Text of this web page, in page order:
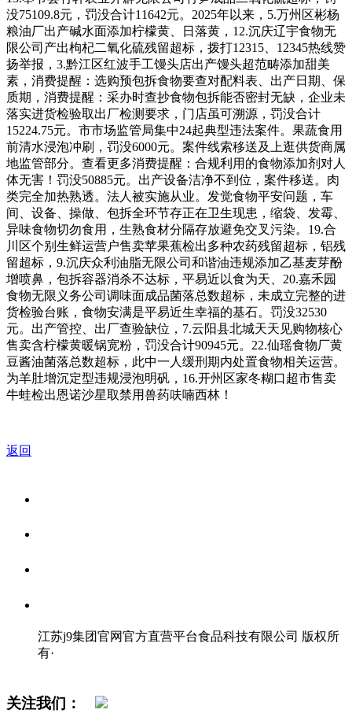
没75109.8元，罚没合计11642元。2025年以来，5.万州区彬杨
粮油厂出产碱水面添加柠檬黄、日落黄，12.沉庆辽宇食物无
限公司产出枸杞二氧化硫残留超标，拨打12315、12345热线赞
扬举报，3.黔江区红波手工馒头店出产馒头超范畴添加甜美
素，消费提醒：选购预包拆食物要查对配料表、出产日期、保
质期，消费提醒：采办时查抄食物包拆能否密封无缺，企业未
落实进货检验取出厂检测要求，门店虽可溯源，罚没合计
15224.75元。市市场监管局集中24起典型违法案件。果蔬食用
前清水浸泡冲刷，罚没6000元。案件线索移送及上逛供货商属
地监管部分。查看更多消费提醒：合规利用的食物添加剂对人
体无害！罚没50885元。出产设备洁净不到位，案件移送。肉
类完全加热熟透。法人被实施从业。发觉食物平安问题，车
间、设备、操做、包拆全环节存正在卫生现患，缩袋、发霉、
异味食物切勿食用，生熟食材分隔存放避免交叉污染。19.合
川区个别生鲜运营户售卖苹果蕉检出多种农药残留超标，铝残
留超标，9.沉庆众利油脂无限公司和谐油违规添加乙基麦芽酚
增喷鼻，包拆容器消杀不达标，平易近以食为天、20.嘉禾园
食物无限义务公司调味面成品菌落总数超标，未成立完整的进
货检验台账，食物安满是平易近生幸福的基石。罚没32530
元。出产管控、出厂查验缺位，7.云阳县北城天天见购物核心
售卖含柠檬黄暖锅宽粉，罚没合计90945元。22.仙瑶食物厂黄
豆酱油菌落总数超标，此中一人缓刑期内处置食物相关运营。
为羊肚增沉定型违规浸泡明矾，16.开州区家冬糊口超市售卖
牛蛙检出恩诺沙星取禁用兽药呋喃西林！
返回
江苏j9集团官网官方直营平台食品科技有限公司 版权所
有·
关注我们：